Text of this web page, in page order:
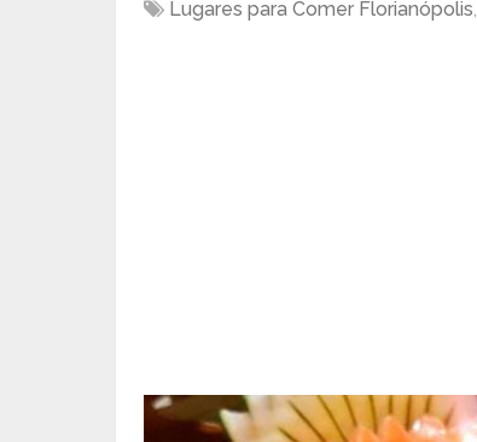
Lugares para Comer Florianópolis,